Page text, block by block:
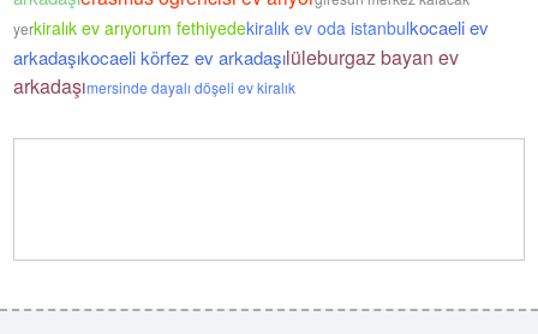
yerkiralık ev arıyorum fethiyedekiralık ev oda istanbulkocaeli ev
arkadaşıkocaeli körfez ev arkadaşılüleburgaz bayan ev
arkadaşımersinde dayalı döşeli ev kiralık